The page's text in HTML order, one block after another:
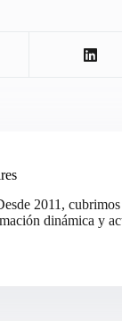
2011,
dinámica y